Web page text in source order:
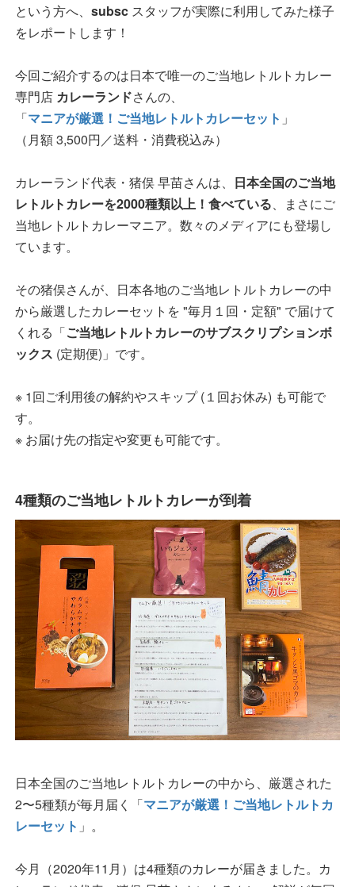
という方へ、 subsc スタッフが実際に利用してみた様子
をレポートします！
今回ご紹介するのは日本で唯一のご当地レトルトカレー
専門店 カレーランドさんの、
「マニアが厳選！ご当地レトルトカレーセット 」
（月額 3,500円／送料・消費税込み）
カレーランド代表・猪俣 早苗さんは、 日本全国のご当地
レトルトカレーを2000種類以上！食べている、まさにご
当地レトルトカレーマニア。数々のメディアにも登場し
ています。
その猪俣さんが、日本各地のご当地レトルトカレーの中
から厳選したカレーセットを "毎月１回・定額" で届けて
くれる「ご当地レトルトカレーのサブスクリプションボ
ックス (定期便)」です。
※ 1回ご利用後の解約やスキップ (１回お休み) も可能で
す。
※ お届け先の指定や変更も可能です。
4種類のご当地レトルトカレーが到着
日本全国のご当地レトルトカレーの中から、厳選された
2〜5種類が毎月届く「マニアが厳選！ご当地レトルトカ
レーセット 」。
今月（2020年11月）は4種類のカレーが届きました。カ